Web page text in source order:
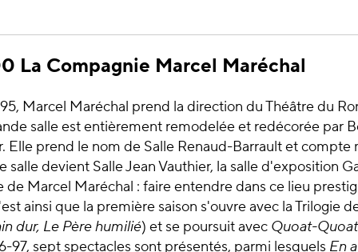
La Compagnie Marcel Maréchal
Marcel Maréchal prend la direction du Théâtre du
salle est entièrement remodelée et redécorée par
Elle prend le nom de Salle Renaud-Barrault et compte
salle devient Salle Jean Vauthier, la salle d'exposition
Marcel Maréchal : faire entendre dans ce lieu
ainsi que la première saison s'ouvre avec la Trilogie
dur, Le Père humilié) et se poursuit avec Quoat-Quoat
97, sept spectacles sont présentés, parmi lesquels En